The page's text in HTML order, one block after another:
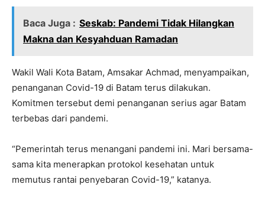
Baca Juga : Seskab: Pandemi Tidak Hilangkan
Makna dan Kesyahduan Ramadan
Wakil Wali Kota Batam, Amsakar Achmad, menyampaikan,
penanganan Covid-19 di Batam terus dilakukan.
Komitmen tersebut demi penanganan serius agar Batam
terbebas dari pandemi.
“Pemerintah terus menangani pandemi ini. Mari bersama-
sama kita menerapkan protokol kesehatan untuk
memutus rantai penyebaran Covid-19,” katanya.